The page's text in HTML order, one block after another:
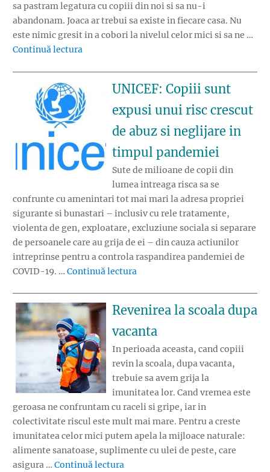
sa pastram legatura cu copiii din noi si sa nu-i
abandonam. Joaca ar trebui sa existe in fiecare casa. Nu
este nimic gresit in a cobori la nivelul celor mici si sa ne …
Continuă lectura
UNICEF: Copiii sunt
expusi unui risc crescut
de abuz si neglijare in
timpul pandemiei
Sute de milioane de copii din
lumea intreaga risca sa se
confrunte cu amenintari tot mai mari la adresa propriei
sigurante si bunastari – inclusiv cu rele tratamente,
violenta de gen, exploatare, excluziune sociala si separare
de persoanele care au grija de ei – din cauza actiunilor
intreprinse pentru a controla raspandirea pandemiei de
COVID-19. … Continuă lectura
Revenirea la scoala dupa
vacanta
In perioada aceasta, cand copiii
revin la scoala, dupa vacanta,
trebuie sa avem grija la
imunitatea lor. Cand vremea este
geroasa ne confruntam cu raceli si gripe, iar in
colectivitate riscul este mult mai mare. Pentru a creste
imunitatea celor mici putem apela la mijloace naturale:
alimente sanatoase, suplimente cu ulei de peste, care
asigura … Continuă lectura